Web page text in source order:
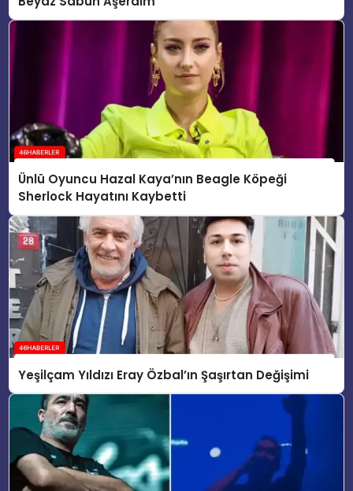
Ünlü Oyuncu Hazal Kaya’nın Beagle Köpeği
Sherlock Hayatını Kaybetti
Yeşilçam Yıldızı Eray Özbal’ın Şaşırtan Değişimi